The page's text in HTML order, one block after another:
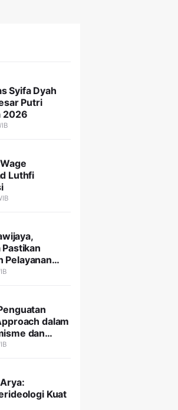
Syifa Dyah
Putri
2026
Luthfi
Pelayanan
dalam
dan
Kuat